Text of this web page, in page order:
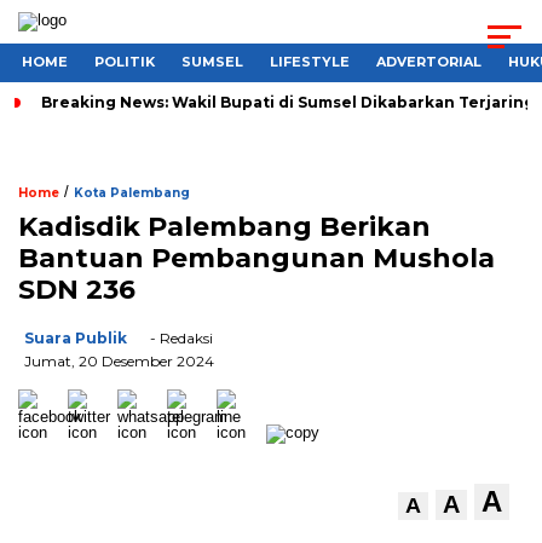
HOME POLITIK SUMSEL LIFESTYLE ADVERTORIAL
Breaking News: Wakil Bupati di Sumsel Dikabarkan Terjaring
Home / Kota Palembang
Kadisdik Palembang Berikan
Bantuan Pembangunan Mushola
SDN 236
Suara Publik
- Redaksi
Jumat, 20 Desember 2024
A A A